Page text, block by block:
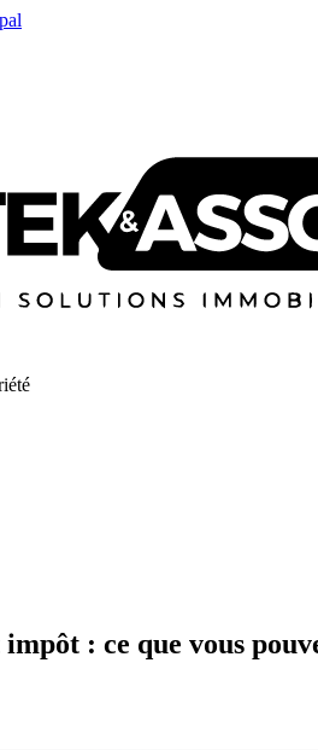
: ce que vous